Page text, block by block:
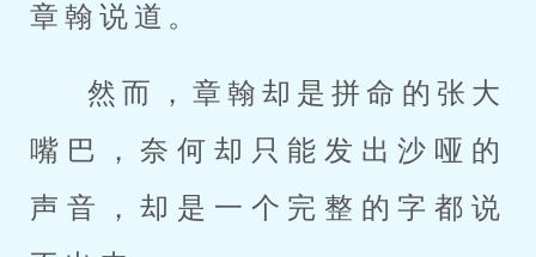
章翰说道。
然而，章翰却是拼命的张大
嘴巴，奈何却只能发出沙哑的
声音，却是一个完整的字都说